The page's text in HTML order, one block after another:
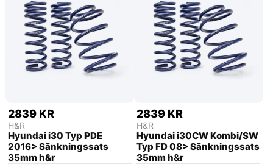
2839 KR
H&R
Hyundai i30 Typ PDE
2016> Sänkningssats
35mm h&r
2839 KR
H&R
Hyundai i30CW Kombi/SW
Typ FD 08> Sänkningssats
35mm h&r